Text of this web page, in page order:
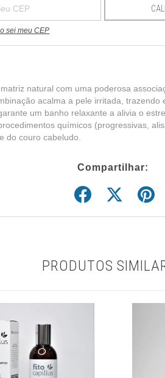
sei meu CEP
natural com uma poderosa
acalma a pele irritada,
um banho relaxante a alivia o
químicos (progressivas,
do couro cabeludo.
Compartilhar:
PRODUTOS